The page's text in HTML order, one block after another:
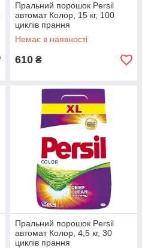
Пральний порошок Persil
автомат Колор, 15 кг, 100
циклів прання
Немає в наявності
610 ₴
Пральний порошок Persil
автомат Колор, 4,5 кг, 30
циклів прання